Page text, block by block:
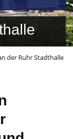
der Ruhr Stadthalle